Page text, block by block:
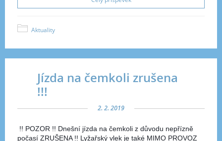
Aktuality
Jízda na čemkoli zrušena
!!!
2. 2. 2019
!! POZOR !! Dnešní jízda na čemkoli z důvodu nepřízně
počasí ZRUŠENA !! Lyžařský vlek je také MIMO PROVOZ